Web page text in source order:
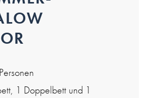
1 Doppelbett und 1